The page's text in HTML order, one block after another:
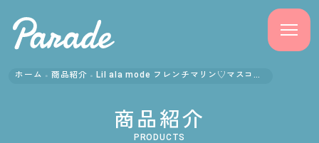
ホーム 商品紹介 Lil ala mode フレンチマリン♡マスコット
商品紹介
PRODUCTS